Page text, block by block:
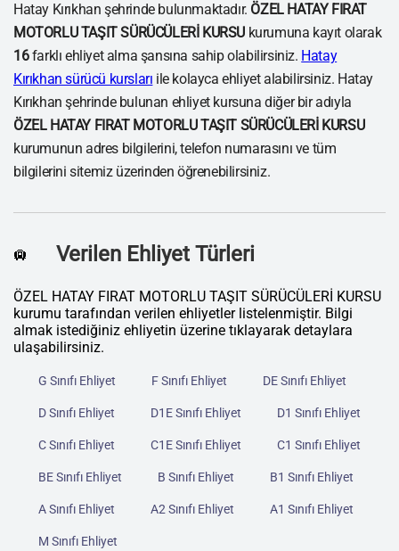
Hatay Kırıkhan şehrinde bulunmaktadır. ÖZEL HATAY FIRAT
MOTORLU TAŞIT SÜRÜCÜLERİ KURSU kurumuna kayıt olarak
16farklı ehliyet alma şansına sahip olabilirsiniz. Hatay
Kırıkhan sürücü kursları ile kolayca ehliyet alabilirsiniz. Hatay
Kırıkhan şehrinde bulunan ehliyet kursuna diğer bir adıyla
ÖZEL HATAY FIRAT MOTORLU TAŞIT SÜRÜCÜLERİ KURSU
kurumunun adres bilgilerini, telefon numarasını ve tüm
bilgilerini sitemiz üzerinden öğrenebilirsiniz.
🛄 Verilen Ehliyet Türleri
ÖZEL HATAY FIRAT MOTORLU TAŞIT SÜRÜCÜLERİ KURSU
kurumu tarafından verilen ehliyetler listelenmiştir. Bilgi
almak istediğiniz ehliyetin üzerine tıklayarak detaylara
ulaşabilirsiniz.
G Sınıfı Ehliyet F Sınıfı Ehliyet DE Sınıfı Ehliyet
D Sınıfı Ehliyet D1E Sınıfı Ehliyet D1 Sınıfı Ehliyet
C Sınıfı Ehliyet C1E Sınıfı Ehliyet C1 Sınıfı Ehliyet
BE Sınıfı Ehliyet B Sınıfı Ehliyet B1 Sınıfı Ehliyet
A Sınıfı Ehliyet A2 Sınıfı Ehliyet A1 Sınıfı Ehliyet
M Sınıfı Ehliyet